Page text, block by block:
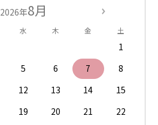
2026年8月
水 木 金 土
1
5 6 7
8
12 13 14
15
19 20 21
22